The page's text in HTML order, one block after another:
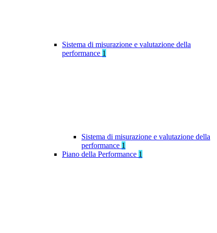
Sistema di misurazione e valutazione della
performance 1
Sistema di misurazione e valutazione della
performance 1
Piano della Performance 1